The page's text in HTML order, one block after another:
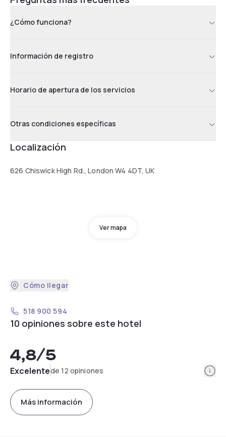
¿Cómo funciona?
Información de registro
Horario de apertura de los servicios
Otras condiciones específicas
Localización
626 Chiswick High Rd., London W4 4DT, UK
Ver mapa
Cómo llegar
518 900 594
10 opiniones sobre este hotel
4,8/5
Excelentede 12 opiniones
Más información